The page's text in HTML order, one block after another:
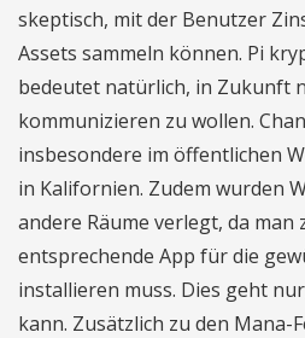
skeptisch, mit der Benutzer
Assets sammeln können. Pi
bedeutet natürlich, in Zukunft
kommunizieren zu wollen.
insbesondere im öffentlichen
in Kalifornien. Zudem wurden
andere Räume verlegt, da man
entsprechende App für die
installieren muss. Dies geht
kann. Zusätzlich zu den Mana-